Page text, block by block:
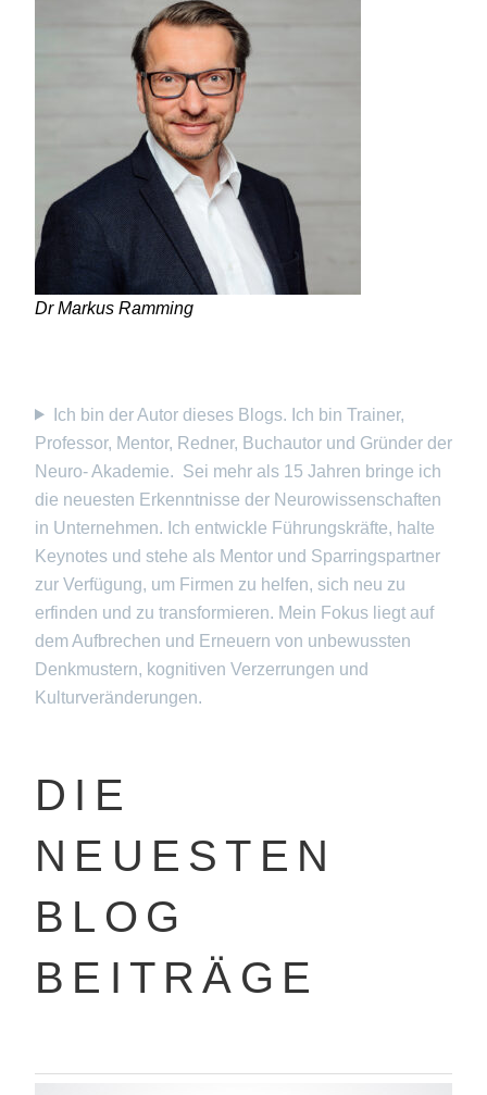
Dr Markus Ramming
Ich bin der Autor dieses Blogs. Ich bin Trainer,
Professor, Mentor, Redner, Buchautor und Gründer der
Neuro- Akademie. Sei mehr als 15 Jahren bringe ich
die neuesten Erkenntnisse der Neurowissenschaften
in Unternehmen. Ich entwickle Führungskräfte, halte
Keynotes und stehe als Mentor und Sparringspartner
zur Verfügung, um Firmen zu helfen, sich neu zu
erfinden und zu transformieren. Mein Fokus liegt auf
dem Aufbrechen und Erneuern von unbewussten
Denkmustern, kognitiven Verzerrungen und
Kulturveränderungen.
DIE
NEUESTEN
BLOG
BEITRÄGE